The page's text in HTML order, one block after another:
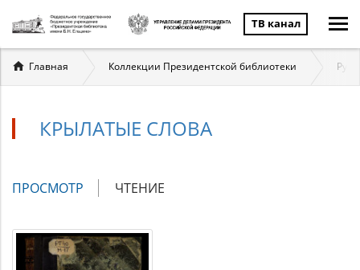
ТВ канал
Вы
здесь
Главная Коллекции Президентской библиотеки
КРЫЛАТЫЕ СЛОВА
Главные
ПРОСМОТР (АКТИВНАЯ
ЧТЕНИЕ